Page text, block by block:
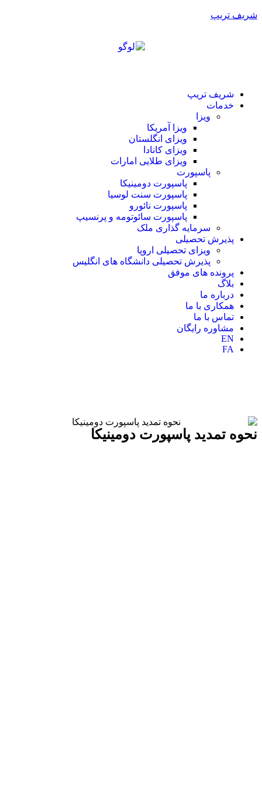
شریف تریپ
شریف تریپ
خدمات
ویزا
ویزا آمریکا
ویزای انگلستان
ویزای کانادا
ویزای طلایی امارات
پاسپورت
پاسپورت دومینیکا
پاسپورت سنت لوسیا
پاسپورت نائورو
پاسپورت سائوتومه و پرنسیپ
سرمایه گذاری ملک
پذیرش تحصیلی
ویزای تحصیلی اروپا
پذیرش تحصیلی دانشگاه های انگلیس
پرونده های موفق
بلاگ
درباره ما
همکاری با ما
تماس با ما
مشاوره رایگان
EN
FA
نحوه تمدید پاسپورت دومینیکا